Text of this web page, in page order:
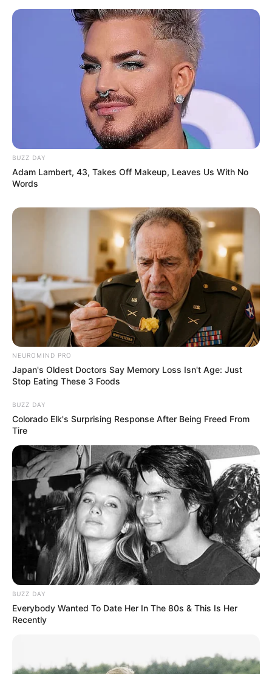
Kim Ji Woong ZB1 Fauzan Nasrul Darwis
Venly Arauna Aiman Ricky
Ardit Erwandha Muhadkly Acho
TULIS KOMENTAR
Alamat email Anda tidak akan dipublikasikan.
BUZZ DAY
Adam Lambert, 43, Takes Off Makeup, Leaves Us With No
Words
NEUROMIND PRO
Japan's Oldest Doctors Say Memory Loss Isn't Age: Just
Stop Eating These 3 Foods
BUZZ DAY
Colorado Elk's Surprising Response After Being Freed From
Tire
BUZZ DAY
Everybody Wanted To Date Her In The 80s & This Is Her
Recently